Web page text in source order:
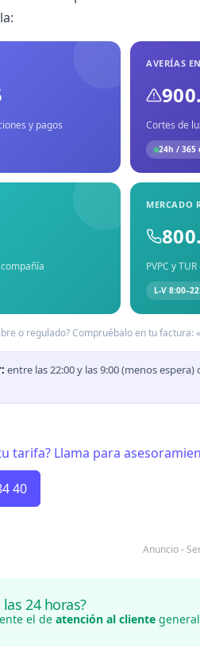
:
y pagos
AVERÍAS
Cortes de
24h / 365
MERCADO
PVPC y
L-V
o regulado? Compruébalo en tu
entre las 22:00 y las 9:00 (menos
tarifa? Llama para
40
Anuncio -
24 horas?
el de atención al cliente